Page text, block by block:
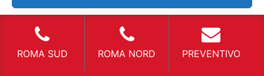
Visualizza le preferenze
Prezzi Capenache siano comunque
convenienti. Rimane comunque utile anche per
privati che preferiscono eseguire il loro trasloco
o spostamento in notturna per non avere
ROMA SUD ROMA NORD PREVENTIVO